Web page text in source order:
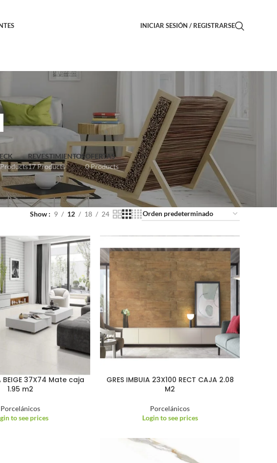
INICIAR SESIÓN / REGISTRARSE
REVESTIMIENTOS
17 Products
OFERTAS
0 Products
Show 9 12 18 24
BEIGE 37X74 Mate caja
1.95 m2
Porcelánicos
to see prices
GRES IMBUIA 23X100 RECT CAJA 2.08
M2
Porcelánicos
Login to see prices